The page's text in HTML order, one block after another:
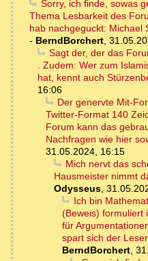
Sorry, ich finde, sowas
Thema Lesbarkeit des
hab nachgeguckt: Michael
- BerndBorchert,
Sagt der, der das
. Zudem: Wer zum
hat, kennt auch
16:06
Der genervte Mit-
Twitter-Format 140
Forum kann das
Nachfragen wie hier
31.05.2024, 16:15
Mich nervt das
Hausmeister nimmt
Odysseus,
Ich bin
(Beweis) formuliert
für
spart sich der
BerndBorchert,